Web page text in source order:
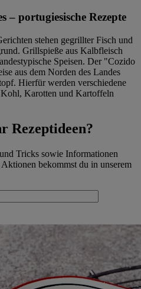
– portugiesische Rezepte
stehen gegrillter Fisch und
Grillspieße aus Kalbfleisch
Speisen. Der "Cozido
aus dem Norden des Landes
Hierfür werden verschiedene
Karotten und Kartoffeln
Rezeptideen?
Tricks sowie Informationen
bekommst du in unserem